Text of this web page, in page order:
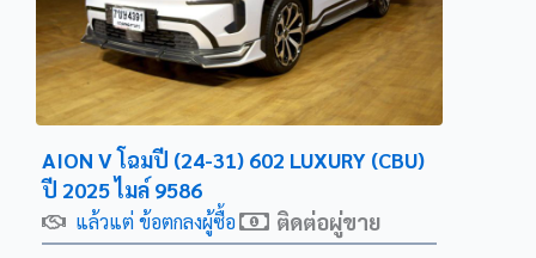
Submit
AION V โฉมปี (24-31) 602 LUXURY (CBU)
ปี 2025 ไมล์ 9586
แล้วแต่ ข้อตกลงผู้ซื้อ ติดต่อผู่ขาย